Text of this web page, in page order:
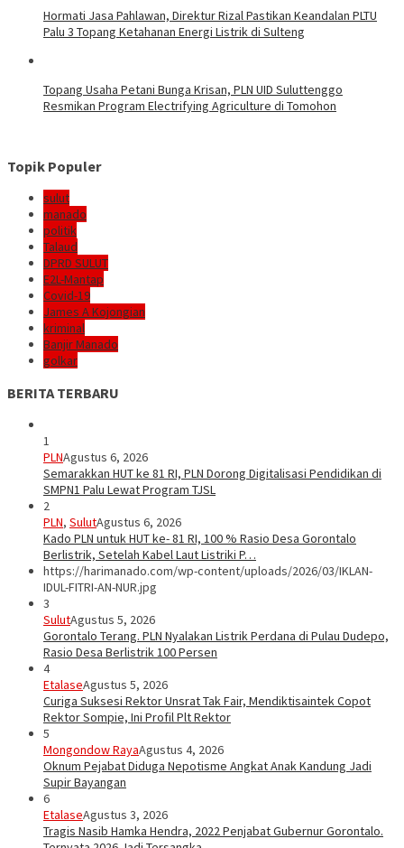
Hormati Jasa Pahlawan, Direktur Rizal Pastikan Keandalan PLTU
Palu 3 Topang Ketahanan Energi Listrik di Sulteng
Topang Usaha Petani Bunga Krisan, PLN UID Suluttenggo
Resmikan Program Electrifying Agriculture di Tomohon
Topik Populer
sulut
manado
politik
Talaud
DPRD SULUT
E2L-Mantap
Covid-19
James A Kojongian
kriminal
Banjir Manado
golkar
BERITA TERBARU
1
PLNAgustus 6, 2026
Semarakkan HUT ke 81 RI, PLN Dorong Digitalisasi Pendidikan di
SMPN1 Palu Lewat Program TJSL
2
PLN, SulutAgustus 6, 2026
Kado PLN untuk HUT ke- 81 RI, 100 % Rasio Desa Gorontalo
Berlistrik, Setelah Kabel Laut Listriki P…
https://harimanado.com/wp-content/uploads/2026/03/IKLAN-
IDUL-FITRI-AN-NUR.jpg
3
SulutAgustus 5, 2026
Gorontalo Terang. PLN Nyalakan Listrik Perdana di Pulau Dudepo,
Rasio Desa Berlistrik 100 Persen
4
EtalaseAgustus 5, 2026
Curiga Suksesi Rektor Unsrat Tak Fair, Mendiktisaintek Copot
Rektor Sompie, Ini Profil Plt Rektor
5
Mongondow RayaAgustus 4, 2026
Oknum Pejabat Diduga Nepotisme Angkat Anak Kandung Jadi
Supir Bayangan
6
EtalaseAgustus 3, 2026
Tragis Nasib Hamka Hendra, 2022 Penjabat Gubernur Gorontalo.